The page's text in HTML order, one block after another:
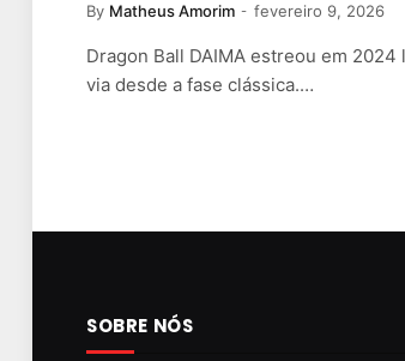
By Matheus Amorim fevereiro 9, 2026
Dragon Ball DAIMA estreou em
via desde a fase clássica.…
SOBRE NÓS